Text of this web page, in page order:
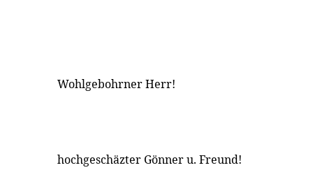
Wohlgebohrner Herr!
hochgeschäzter Gönner u. Freund!